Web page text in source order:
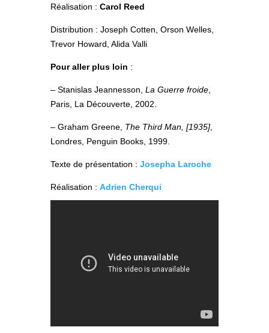
Réalisation : Carol Reed
Distribution : Joseph Cotten, Orson Welles,
Trevor Howard, Alida Valli
Pour aller plus loin :
– Stanislas Jeannesson, La Guerre froide
Paris, La Découverte, 2002.
– Graham Greene, The Third Man, [1935]
Londres, Penguin Books, 1999.
Texte de présentation : Josepha Laroche
Réalisation : Adrien Cherqui